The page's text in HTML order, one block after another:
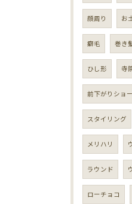
顔周り お
癖毛 巻き
ひし形 寺
前下がりショ
スタイリング
メリハリ
ラウンド
ローチョコ